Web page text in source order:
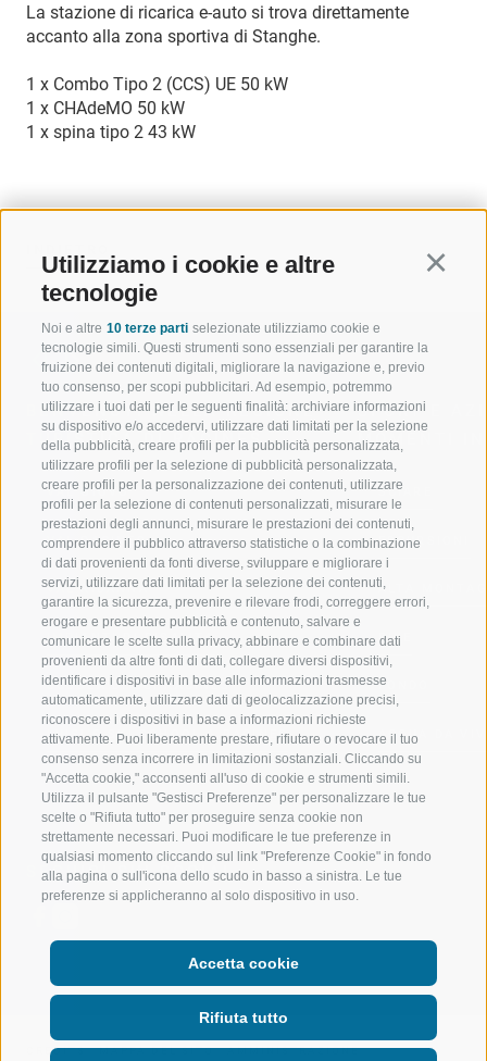
Utilizziamo i cookie e altre
tecnologie
Noi e altre 10 terze parti selezionate utilizziamo cookie e
tecnologie simili. Questi strumenti sono essenziali per garantire la
fruizione dei contenuti digitali, migliorare la navigazione e, previo
tuo consenso, per scopi pubblicitari. Ad esempio, potremmo
utilizzare i tuoi dati per le seguenti finalità: archiviare informazioni
su dispositivo e/o accedervi, utilizzare dati limitati per la selezione
della pubblicità, creare profili per la pubblicità personalizzata,
utilizzare profili per la selezione di pubblicità personalizzata,
creare profili per la personalizzazione dei contenuti, utilizzare
profili per la selezione di contenuti personalizzati, misurare le
prestazioni degli annunci, misurare le prestazioni dei contenuti,
comprendere il pubblico attraverso statistiche o la combinazione
di dati provenienti da fonti diverse, sviluppare e migliorare i
servizi, utilizzare dati limitati per la selezione dei contenuti,
garantire la sicurezza, prevenire e rilevare frodi, correggere errori,
erogare e presentare pubblicità e contenuto, salvare e
comunicare le scelte sulla privacy, abbinare e combinare dati
provenienti da altre fonti di dati, collegare diversi dispositivi,
identificare i dispositivi in base alle informazioni trasmesse
automaticamente, utilizzare dati di geolocalizzazione precisi,
riconoscere i dispositivi in base a informazioni richieste
attivamente. Puoi liberamente prestare, rifiutare o revocare il tuo
consenso senza incorrere in limitazioni sostanziali. Cliccando su
"Accetta cookie," acconsenti all'uso di cookie e strumenti simili.
Utilizza il pulsante "Gestisci Preferenze" per personalizzare le tue
scelte o "Rifiuta tutto" per proseguire senza cookie non
strettamente necessari. Puoi modificare le tue preferenze in
qualsiasi momento cliccando sul link "Preferenze Cookie" in fondo
alla pagina o sull'icona dello scudo in basso a sinistra. Le tue
preferenze si applicheranno al solo dispositivo in uso.
Accetta cookie
Rifiuta tutto
La stazione di ricarica e-auto si trova direttamente
accanto alla zona sportiva di Stanghe.
1 x Combo Tipo 2 (CCS) UE 50 kW
1 x CHAdeMO 50 kW
1 x spina tipo 2 43 kW
BENVENUTI NELLA REGIONE
TURISTICA DI RACINES
VAL GIOVO
VAL RACINES
VAL RIDANNA
IMPIANTI DI RISALITA
SCUOLA DI SCI RACINES
LUISL'S SKI SCHOOL A RACINES
SPORT E
MOMENTI
SCIARE
ESCURSIONI
ALTA
BIKE
FONDO
ACQUA DA
SEGUICI SUI SOCIAL
CREDITS |MAPPA DEL SITO |AMMINISTRAZIONE